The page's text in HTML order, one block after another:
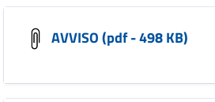
AVVISO (pdf - 498 KB)